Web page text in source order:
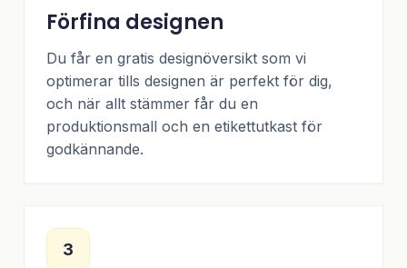
Förfina designen
Du får en gratis designöversikt som vi
optimerar tills designen är perfekt för dig,
och när allt stämmer får du en
produktionsmall och en etikettutkast för
godkännande.
3